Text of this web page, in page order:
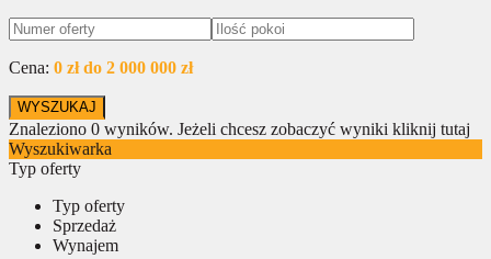
Cena: 0 zł do 2 000 000 zł
Znaleziono 0 wyników. Jeżeli chcesz zobaczyć wyniki kliknij tutaj
Wyszukiwarka
Typ oferty
Typ oferty
Sprzedaż
Wynajem